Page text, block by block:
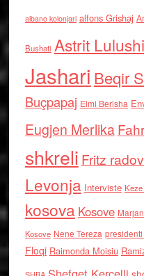
albano kolonjari alfons Grishaj
Bushati Astrit Lulushi
Jashari Beqir
Buçpapaj Elmi Berisha
Eugjen Merlika
shkreli Fritz
Levonja Interviste
kosova Kosove
Kosove Nene Tereza
Floqi Raimonda Moisiu